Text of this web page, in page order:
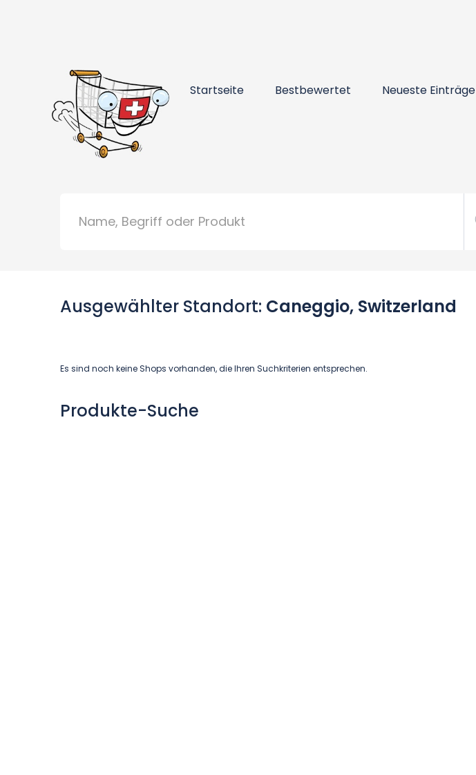
Startseite Bestbewertet Neueste Einträge
Ausgewählter Standort: Caneggio, Switzerland
Es sind noch keine Shops vorhanden, die Ihren Suchkriterien entsprechen.
Produkte-Suche